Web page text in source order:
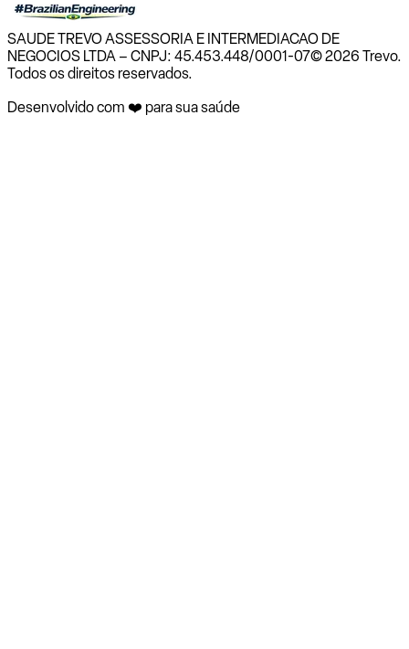
SAUDE TREVO ASSESSORIA E INTERMEDIACAO DE
NEGOCIOS LTDA – CNPJ: 45.453.448/0001-07© 2026 Trevo.
Todos os direitos reservados.
Desenvolvido com ❤️ para sua saúde